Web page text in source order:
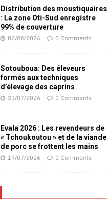
Distribution des moustiquaires
: La zone Oti-Sud enregistre
99% de couverture
02/08/2026 0 Comments
Sotouboua: Des éleveurs
formés aux techniques
d’élevage des caprins
23/07/2026 0 Comments
Evala 2026 : Les revendeurs de
« Tchoukoutou » et de la viande
de porc se frottent les mains
19/07/2026 0 Comments